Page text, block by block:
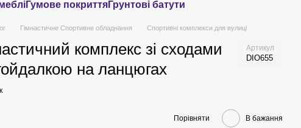
Гумове покриттяГрунтові батути
Гімнастичне Спортивне обладнання Спортивні комплекси для вулиці
комплекс зі сходами
на ланцюгах
Артикул
DIO655
Порівняти В бажання